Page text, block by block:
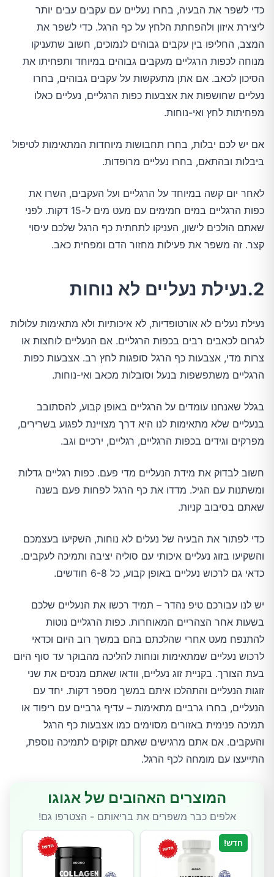
כדי לשפר את הבעיה, בחרו נעליים עם עקבים עבים יותר
ליצירת איזון ולהפחתת הלחץ על כף הרגל. כדי לשפר את
המצב, החליפו בין עקבים גבוהים לנמוכים, חשוב שתעניקו
מנוחה לכפות הרגליים מעקבים גבוהים במיוחד ותפחיתו את
הסיכון לכאב. אם אתן מתעקשות על עקבים גבוהים, בחרו
נעליים שחושפות את אצבעות כפות הרגליים, נעליים כאלו
מפחיתות לחץ ואי-נוחות.
אם יש לכם יבלות, בחרו תחבושות מיוחדות המתאימות לטיפול
ביבלות ובהתאם, בחרו נעליים מרופדות.
לאחר יום קשה במיוחד על הרגליים ועל העקבים, השרו את
כפות הרגליים במים חמימים עם מעט מים ל-15 דקות. לפני
שאתם הולכים לישון, העניקו לתחתית כף הרגל שלכם עיסוי
קצר. זה משפר את פעילות מחזור הדם ומפחית כאב.
2.נעילת נעליים לא נוחות
נעילת נעלים לא אורטופדיות, לא איכותיות ולא מתאימות עלולות
לגרום לכאבים רבים בכפות הרגליים. אם הנעליים לוחצות או
צרות מדי, אצבעות כף הרגל סופגות לחץ רב. אצבעות כפות
הרגליים משתפשפות בנעל וסובלות מכאב ואי-נוחות.
בגלל שאנחנו עומדים על הרגליים באופן קבוע, להסתובב
בנעליים שלא מתאימות לנו היא דרך מצויינת לפגוע בשרירים,
מפרקים וגידים בכפות הרגליים, רגליים, ירכיים וגב.
חשוב לבדוק את מידת הנעליים מדי פעם. כפות רגליים גדלות
ומשתנות עם הגיל. מדדו את כף הרגל לפחות פעם בשנה
שאתם בסיבוב קניות.
כדי לפתור את הבעיה של נעלים לא נוחות, השקיעו בעצמכם
והשקיעו בזוג נעליים איכותי עם סוליה יציבה ותמיכה לעקבים.
כדאי גם לרכוש נעליים באופן קבוע, כל 6-8 חודשים.
יש לנו עבורכם טיפ נהדר – תמיד רכשו את הנעליים שלכם
בשעות אחר הצהריים המאוחרות. כפות הרגליים נוטות
להתנפח מעט אחרי שהלכתם בהם במשך רוב היום וכדאי
לרכוש נעליים שמתאימות ונוחות להליכה מהבוקר עד סוף היום
בעת הצורך. בקניית זוג נעליים, וודאו שאתם מנסים את שני
זוגות הנעליים והתהלכו איתם במשך מספר דקות. יחד עם
הנעליים, בחרו גרביים מתאימות – עדיף גרביים עם ריפוד או
תמיכה פנימית באזורים מסוימים כמו אצבעות כף הרגל
והעקבים. אם אתם מרגישים שאתם זקוקים לתמיכה נוספת,
התייעצו עם מומחה לכף הרגל.
המוצרים האהובים של אגוגו
אלפים כבר משפרים את בריאותם - הצטרפו גם!
חדש!